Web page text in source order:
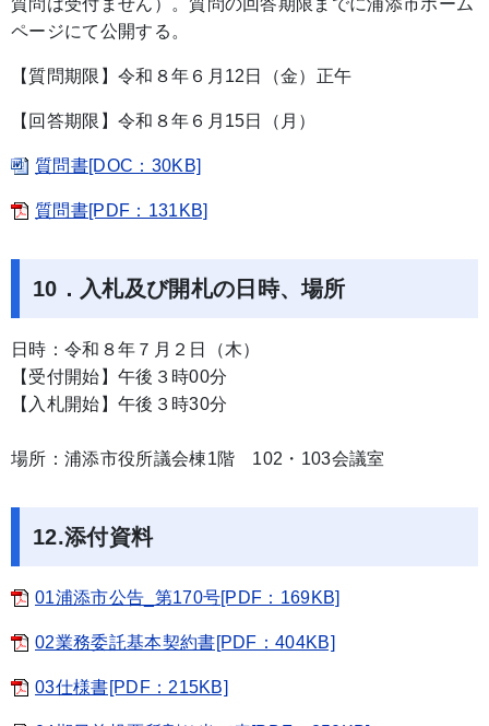
質問は受付ません）。質問の回答期限までに浦添市ホーム
ページにて公開する。
【質問期限】令和８年６月12日（金）正午
【回答期限】令和８年６月15日（月）
質問書[DOC：30KB]
質問書[PDF：131KB]
10．入札及び開札の日時、場所
日時：令和８年７月２日（木）
【受付開始】午後３時00分
【入札開始】午後３時30分
場所：浦添市役所議会棟1階 102・103会議室
12.添付資料
01浦添市公告_第170号[PDF：169KB]
02業務委託基本契約書[PDF：404KB]
03仕様書[PDF：215KB]